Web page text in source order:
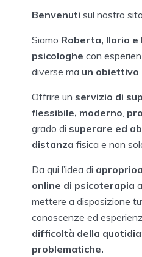
Benvenuti sul nostro
Siamo Roberta, Ilaria e
psicologhe con
diverse ma un obiettivo
Offrire un servizio di
flessibile, moderno,
grado di superare ed
distanza fisica e non
Da qui l’idea di
online di psicoterapia
mettere a disposizione
conoscenze ed
difficoltà della
problematiche.